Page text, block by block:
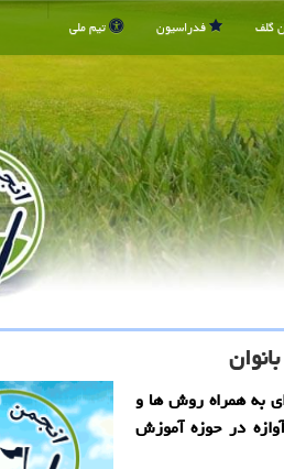
گلف فدراسیون تیم ملی
به همراه روش ها و
در حوزه آموزش